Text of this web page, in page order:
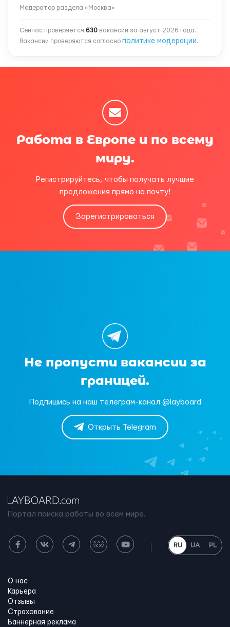
Модератор раздела «Москва»
Сейчас проверяется 630 вакансий за август 2026 года.
Вакансии проверяются согласно политике модерации.
Работа в Европе и по всему
миру.
Регистрируйтесь, чтобы получать лучшие
предложения прямо на почту!
Зарегистрироваться
Не пропусти вакансии за
границей.
Подпишись на наш телеграм-канал @layboard
Открыть Telegram
Портал поиска работы во всем мире.
RU UA PL
О нас
Карьера
Отзывы
Страхование
Баннерная реклама